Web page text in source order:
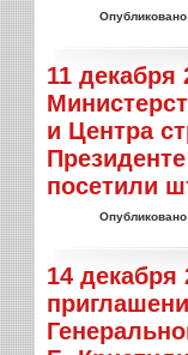
11 декабря
и Центра
посетили
14